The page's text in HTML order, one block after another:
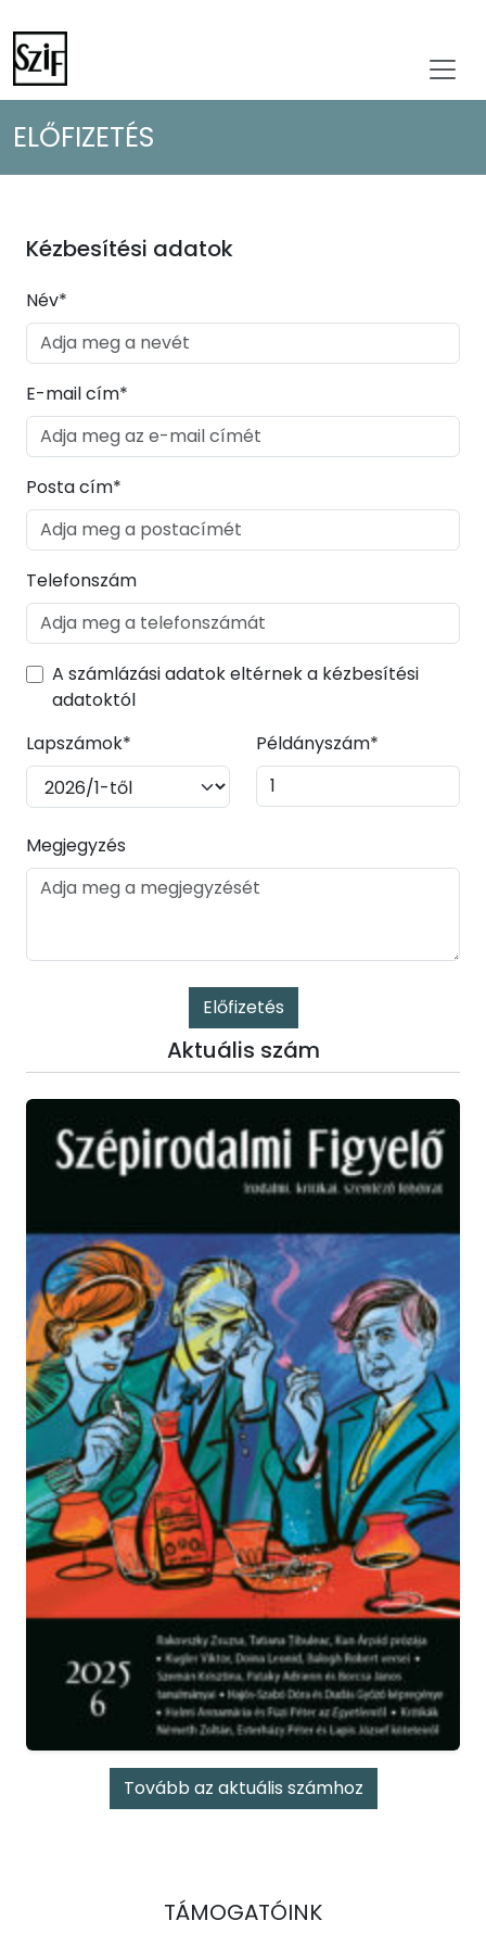
ELŐFIZETÉS
Kézbesítési adatok
Név*
E-mail cím*
Posta cím*
Telefonszám
A számlázási adatok eltérnek a kézbesítési
adatoktól
Lapszámok*
Példányszám*
Megjegyzés
Előfizetés
Aktuális szám
Tovább az aktuális számhoz
TÁMOGATÓINK